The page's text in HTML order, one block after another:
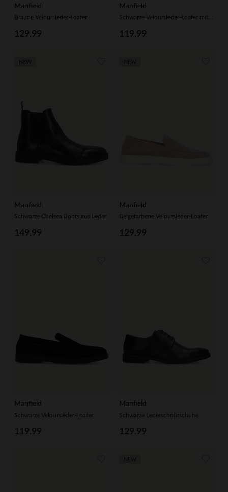
Manfield
Braune Veloursleder-Loafer
129.99
Manfield
119.99
Manfield
Schwarze Chelsea Boots aus Leder
149.99
Manfield
Beigefarbene Veloursleder-Loafer
129.99
Manfield
Schwarze Veloursleder-Loafer
119.99
Manfield
Schwarze Lederschnürschuhe
129.99